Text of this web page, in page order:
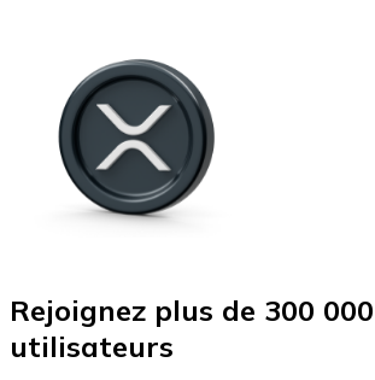
Rejoignez plus de 300 000
utilisateurs